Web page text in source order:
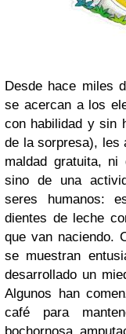
Desde hace miles
se acercan a los
con habilidad y sin
de la sorpresa), les
maldad gratuita,
sino de una
seres humanos:
dientes de leche
que van naciendo.
se muestran
desarrollado un
Algunos han
café para